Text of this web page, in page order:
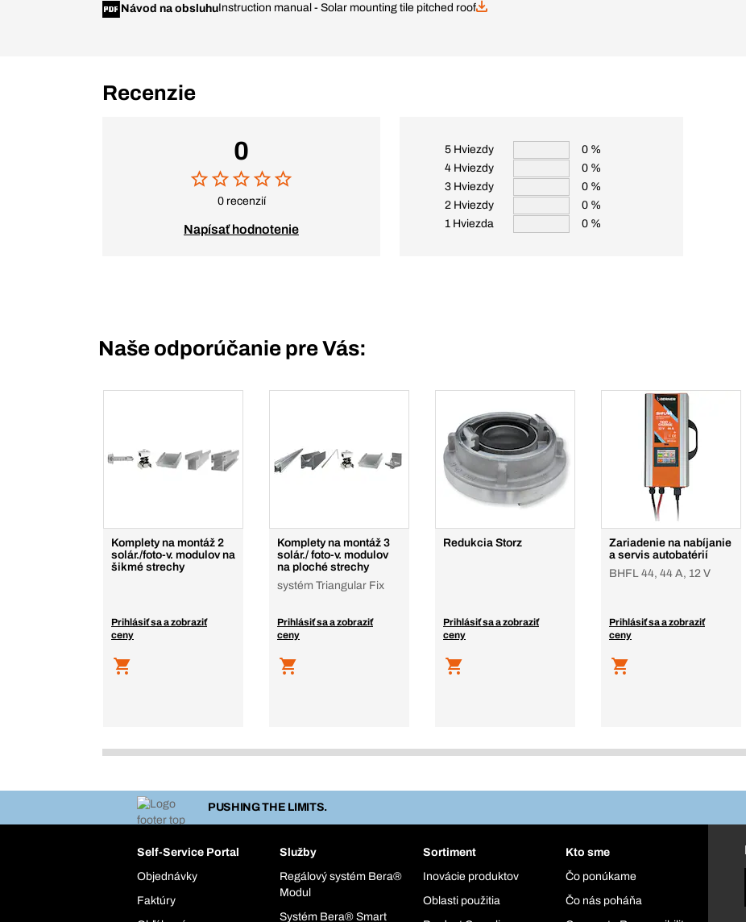
Návod na obsluhuInstruction manual - Solar mounting tile pitched roof
Recenzie
0
0 recenzií
Napísať hodnotenie
5 Hviezdy
0 %
4 Hviezdy
0 %
3 Hviezdy
0 %
2 Hviezdy
0 %
1 Hviezda
0 %
Naše odporúčanie pre Vás:
Komplety na montáž 2
solár./foto-v. modulov na
šikmé strechy
Prihlásiť sa a zobraziť
ceny
Komplety na montáž 3
solár./ foto-v. modulov
na ploché strechy
systém Triangular Fix
Prihlásiť sa a zobraziť
ceny
Redukcia Storz
Prihlásiť sa a zobraziť
ceny
Zariadenie na nabíjanie
a servis autobatérií
BHFL 44, 44 A, 12 V
Prihlásiť sa a zobraziť
ceny
PUSHING THE LIMITS.
Self-Service Portal
Objednávky
Faktúry
Služby
Regálový systém Bera®
Modul
Systém Bera® Smart
Sortiment
Inovácie produktov
Oblasti použitia
Kto sme
Čo ponúkame
Čo nás poháňa